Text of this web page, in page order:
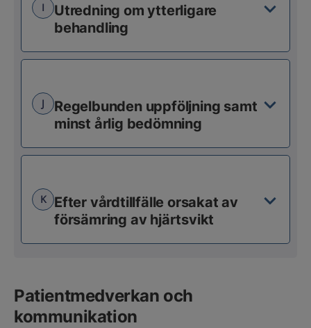
I
Utredning om ytterligare
behandling
J
Regelbunden uppföljning samt
minst årlig bedömning
K
Efter vårdtillfälle orsakat av
försämring av hjärtsvikt
Patientmedverkan och
kommunikation